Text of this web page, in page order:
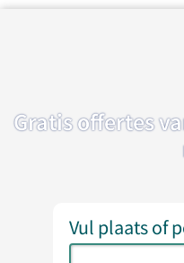
Gratis offertes
Vul plaats of